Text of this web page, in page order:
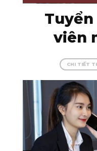
viên
CHI TIẾT